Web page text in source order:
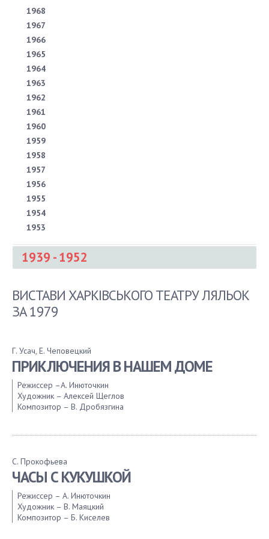
1968
1967
1966
1965
1964
1963
1962
1961
1960
1959
1958
1957
1956
1955
1954
1953
1939 - 1952
1951
1950
1947
1946
1945
1944
1943
1939
ВИСТАВИ ХАРКІВСЬКОГО ТЕАТРУ ЛЯЛЬОК
ЗА 1979
Г. Усач, Е. Чеповецкий
ПРИКЛЮЧЕНИЯ В НАШЕМ ДОМЕ
Режиссер –А. Инюточкин
Художник – Алексей Щеглов
Композитор – В. Дробязгина
С. Прокофьева
ЧАСЫ С КУКУШКОЙ
Режиссер – А. Инюточкин
Художник – В. Маяцкий
Композитор – Б. Киселев